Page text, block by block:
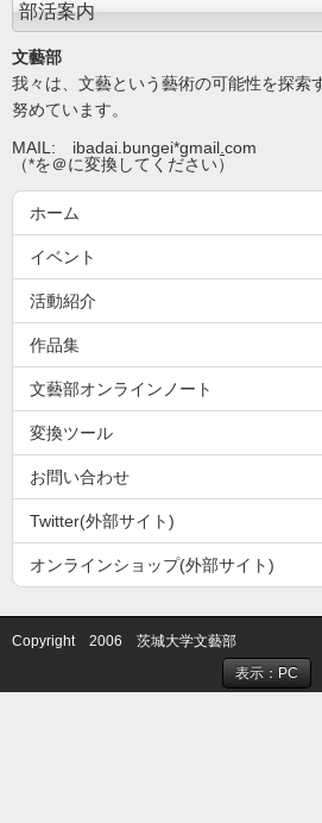
部活案内
文藝部
我々は、文藝という藝術の可能性を探索
努めています。
MAIL: ibadai.bungei*gmail com
（*を＠に変換してください）
ホーム
イベント
活動紹介
作品集
文藝部オンラインノート
変換ツール
お問い合わせ
Twitter(外部サイト)
オンラインショップ(外部サイト)
Copyright 2006 茨城大学文藝部
表示：PC